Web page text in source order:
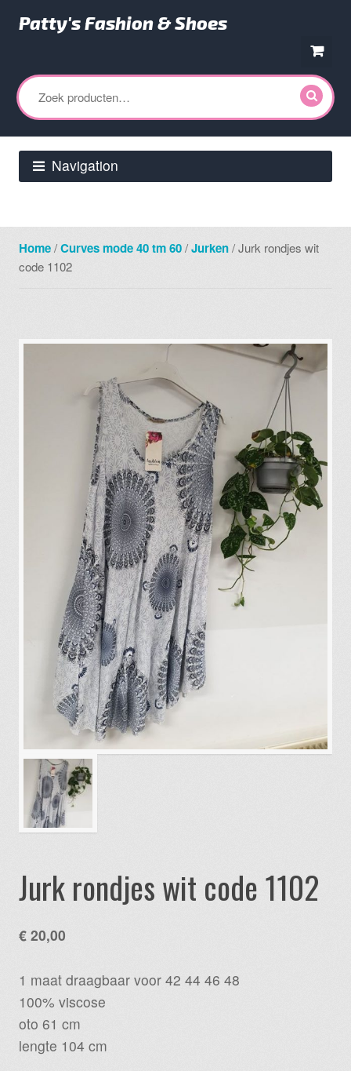
naar
navigatie
naar
de
inhoud
Patty's Fashion & Shoes
Zoeken
naar:
Navigation
Home/Curves mode 40 tm 60/Jurken/ Jurk rondjes wit
code 1102
Jurk rondjes wit code 1102
€ 20,00
1 maat draagbaar voor 42 44 46 48
100% viscose
oto 61 cm
lengte 104 cm